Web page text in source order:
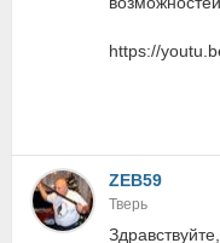
https://
ZEB59
Тверь